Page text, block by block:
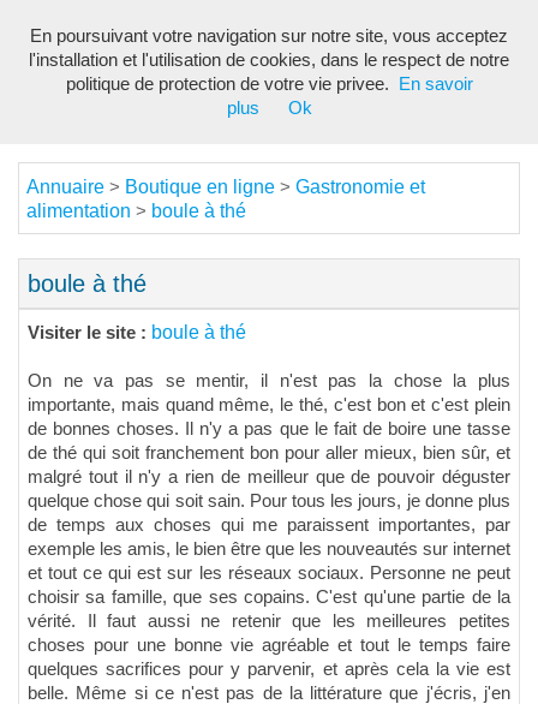
Annuaire > Boutique en ligne > Gastronomie et
alimentation > boule à thé
boule à thé
Visiter le site : boule à thé
On ne va pas se mentir, il n'est pas la chose la plus
importante, mais quand même, le thé, c'est bon et c'est plein
de bonnes choses. Il n'y a pas que le fait de boire une tasse
de thé qui soit franchement bon pour aller mieux, bien sûr, et
malgré tout il n'y a rien de meilleur que de pouvoir déguster
quelque chose qui soit sain. Pour tous les jours, je donne plus
de temps aux choses qui me paraissent importantes, par
exemple les amis, le bien être que les nouveautés sur internet
et tout ce qui est sur les réseaux sociaux. Personne ne peut
choisir sa famille, que ses copains. C'est qu'une partie de la
vérité. Il faut aussi ne retenir que les meilleures petites
choses pour une bonne vie agréable et tout le temps faire
quelques sacrifices pour y parvenir, et après cela la vie est
belle. Même si ce n'est pas de la littérature que j'écris, j'en
En poursuivant votre navigation sur notre site, vous acceptez
l'installation et l'utilisation de cookies, dans le respect de notre
politique de protection de votre vie privee.
En savoir
plus
Ok